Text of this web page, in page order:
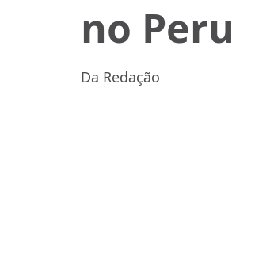
no Peru
Da Redação